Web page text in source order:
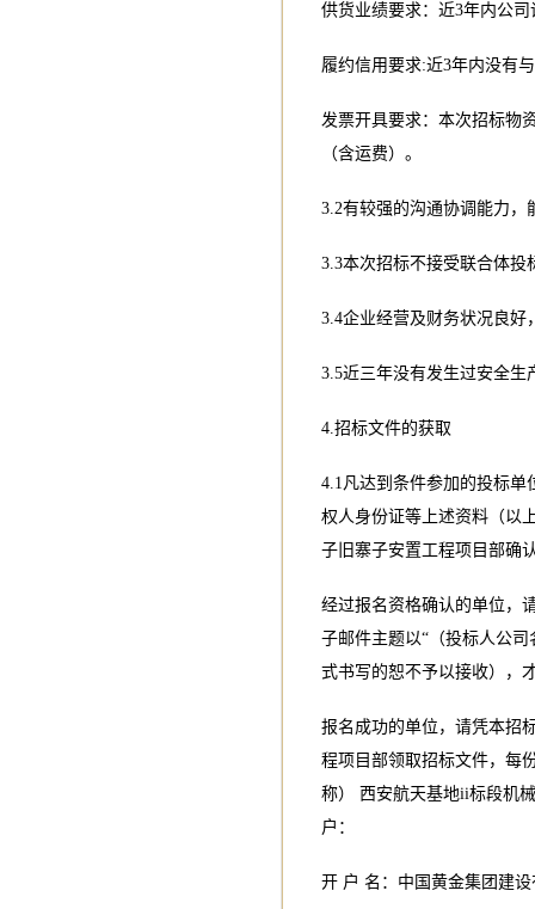
供货业绩要求：近3年内公
履约信用要求:近3年内没有
发票开具要求：本次招标物
（含运费）。
3.2有较强的沟通协调能力
3.3本次招标不接受联合体投
3.4企业经营及财务状况良好
3.5近三年没有发生过安全生
4.招标文件的获取
4.1凡达到条件参加的投标
权人身份证等上述资料（以
子旧寨子安置工程项目部确
经过报名资格确认的单位，
子邮件主题以“（投标人公
式书写的恕不予以接收），
报名成功的单位，请凭本招
程项目部领取招标文件，每
称） 西安航天基地ii标段机
户：
开 户 名：中国黄金集团建